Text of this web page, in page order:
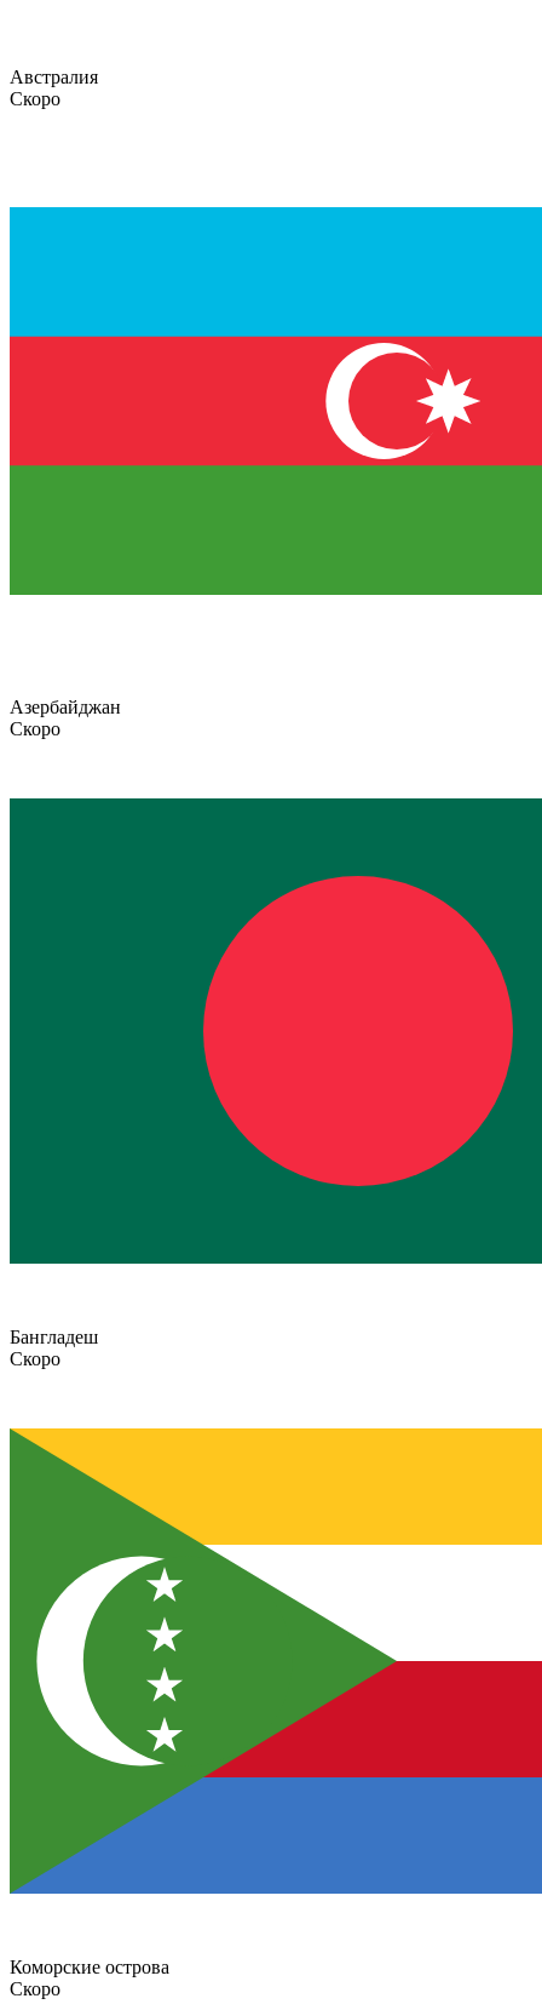
Австралия
Скоро
Азербайджан
Скоро
Бангладеш
Скоро
Коморские острова
Скоро